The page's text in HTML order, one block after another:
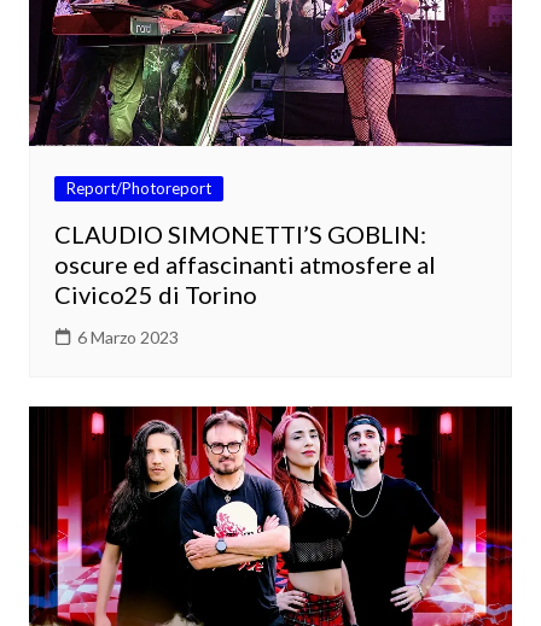
Report/Photoreport
CLAUDIO SIMONETTI’S GOBLIN:
oscure ed affascinanti atmosfere al
Civico25 di Torino
6 Marzo 2023